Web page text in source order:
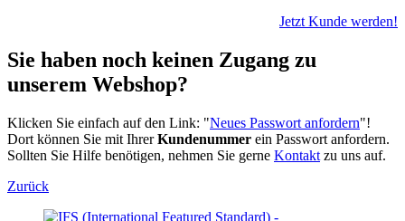
Jetzt Kunde werden!
Sie haben noch keinen Zugang zu
unserem Webshop?
Klicken Sie einfach auf den Link: "Neues Passwort anfordern"!
Dort können Sie mit IhrerKundenummer ein Passwort anfordern.
Sollten Sie Hilfe benötigen, nehmen Sie gerne Kontakt zu uns auf.
Zurück